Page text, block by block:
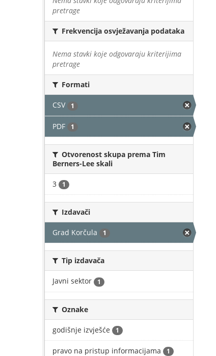
pretrage
Frekvencija osvježavanja podataka
Nema stavki koje odgovaraju kriterijima
pretrage
Formati
CSV 1
PDF 1
Otvorenost skupa prema Tim
Berners-Lee skali
3 1
Izdavači
Grad Korčula 1
Tip izdavača
Javni sektor 1
Oznake
godišnje izvješće 1
pravo na pristup informacijama 1